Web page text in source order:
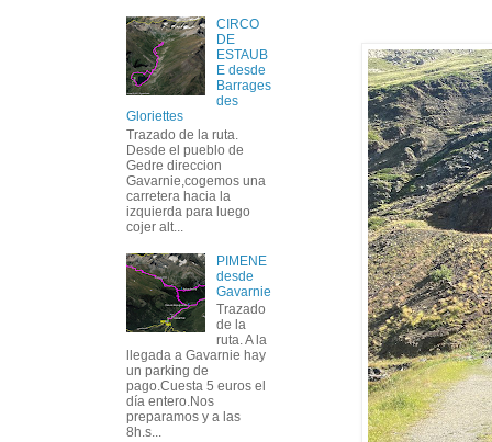
CIRCO
DE
ESTAUB
E desde
Barrages
des
Gloriettes
Trazado de la ruta.
Desde el pueblo de
Gedre direccion
Gavarnie,cogemos una
carretera hacia la
izquierda para luego
cojer alt...
PIMENE
desde
Gavarnie
Trazado
de la
ruta. A la
llegada a Gavarnie hay
un parking de
pago.Cuesta 5 euros el
día entero.Nos
preparamos y a las
8h.s...